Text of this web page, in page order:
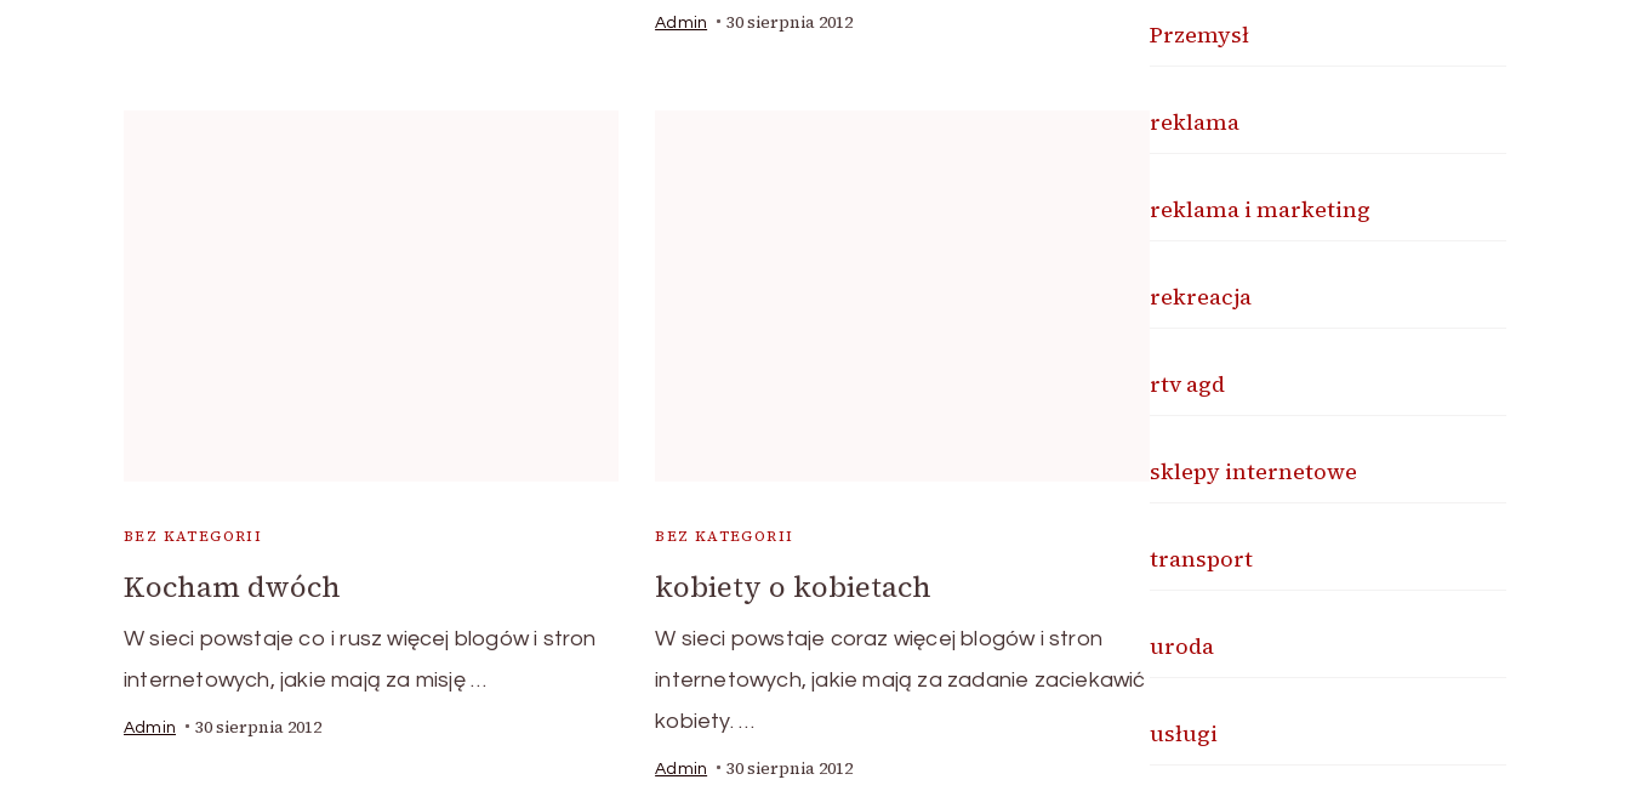
Admin 30 sierpnia 2012
BEZ KATEGORII
Kocham dwóch
W sieci powstaje co i rusz więcej blogów i stron
internetowych, jakie mają za misję …
Admin 30 sierpnia 2012
BEZ KATEGORII
kobiety o kobietach
W sieci powstaje coraz więcej blogów i stron
internetowych, jakie mają za zadanie zaciekawić
kobiety. …
Admin 30 sierpnia 2012
Przemysł
reklama
reklama i marketing
rekreacja
rtv agd
sklepy internetowe
transport
uroda
usługi